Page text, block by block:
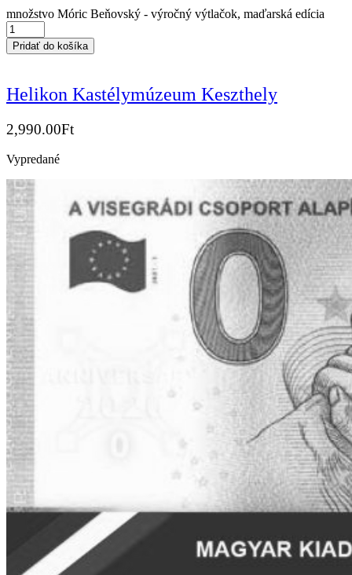
množstvo Móric Beňovský - výročný výtlačok, maďarská edícia
Pridať do košíka
Helikon Kastélymúzeum Keszthely
2,990.00Ft
Vypredané